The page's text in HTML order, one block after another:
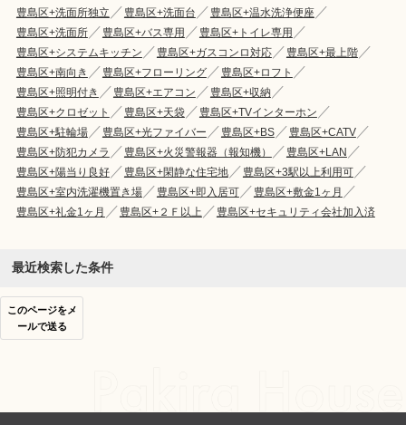
豊島区+洗面所独立
豊島区+洗面台
豊島区+温水洗浄便座
豊島区+洗面所
豊島区+バス専用
豊島区+トイレ専用
豊島区+システムキッチン
豊島区+ガスコンロ対応
豊島区+最上階
豊島区+南向き
豊島区+フローリング
豊島区+ロフト
豊島区+照明付き
豊島区+エアコン
豊島区+収納
豊島区+クロゼット
豊島区+天袋
豊島区+TVインターホン
豊島区+駐輪場
豊島区+光ファイバー 豊島区+BS
豊島区+CATV
豊島区+防犯カメラ
豊島区+火災警報器（報知機）
豊島区+LAN
豊島区+陽当り良好
豊島区+閑静な住宅地
豊島区+3駅以上利用可
豊島区+室内洗濯機置き場
豊島区+即入居可
豊島区+敷金1ヶ月
豊島区+礼金1ヶ月
豊島区+２Ｆ以上 豊島区+セキュリティ会社加入済
最近検索した条件
このページをメ
ールで送る